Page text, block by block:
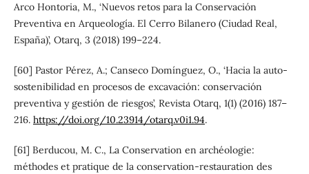
Arco Hontoria, M., ‘Nuevos retos para la Conservación
Preventiva en Arqueología. El Cerro Bilanero (Ciudad Real,
España)’, Otarq, 3 (2018) 199–224.
[60] Pastor Pérez, A.; Canseco Domínguez, O., ‘Hacia la auto-
sostenibilidad en procesos de excavación: conservación
preventiva y gestión de riesgos’, Revista Otarq, 1(1) (2016) 187–
216. https://doi.org/10.23914/otarq.v0i1.94.
[61] Berducou, M. C., La Conservation en archéologie:
méthodes et pratique de la conservation-restauration des